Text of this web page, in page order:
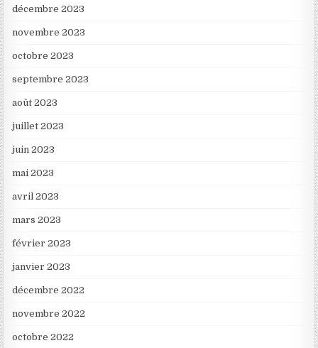
décembre 2023
novembre 2023
octobre 2023
septembre 2023
août 2023
juillet 2023
juin 2023
mai 2023
avril 2023
mars 2023
février 2023
janvier 2023
décembre 2022
novembre 2022
octobre 2022